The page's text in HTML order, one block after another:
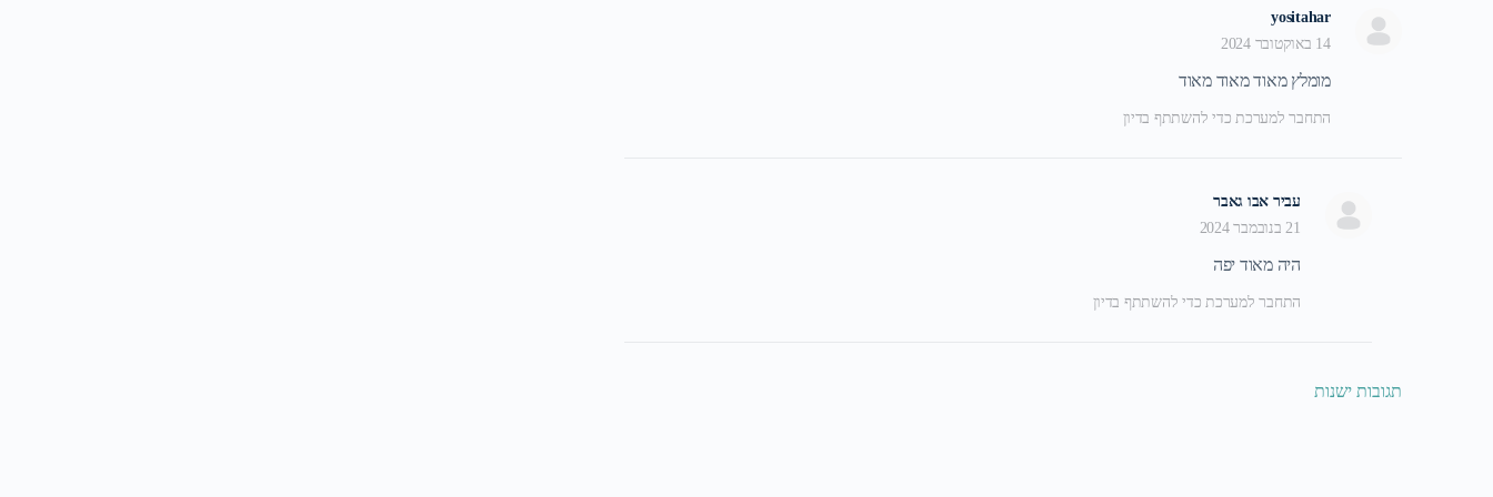
yositahar
14 באוקטובר 2024
מומלץ מאוד מאוד מאוד
התחבר למערכת כדי להשתתף בדיון
עביר אבו גאבר
21 בנובמבר 2024
היה מאוד יפה
התחבר למערכת כדי להשתתף בדיון
תגובות ישנות